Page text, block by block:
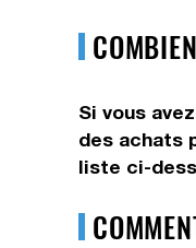
Si vous
des achats
liste ci-